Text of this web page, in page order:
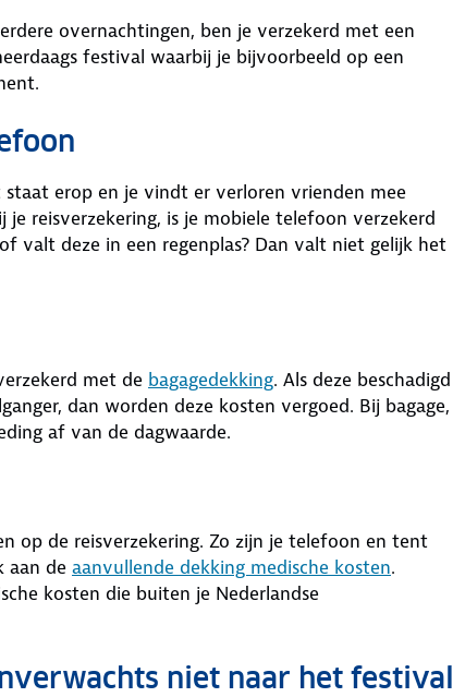
overnachtingen, ben je verzekerd met een
festival waarbij je bijvoorbeeld op een
erop en je vindt er verloren vrienden mee
je reisverzekering, is je mobiele telefoon verzekerd
valt deze in een regenplas? Dan valt niet gelijk het
met de bagagedekking. Als deze beschadigd
dan worden deze kosten vergoed. Bij bagage,
af van de dagwaarde.
op de reisverzekering. Zo zijn je telefoon en tent
aan de aanvullende dekking medische kosten.
kosten die buiten je Nederlandse
niet naar het festival